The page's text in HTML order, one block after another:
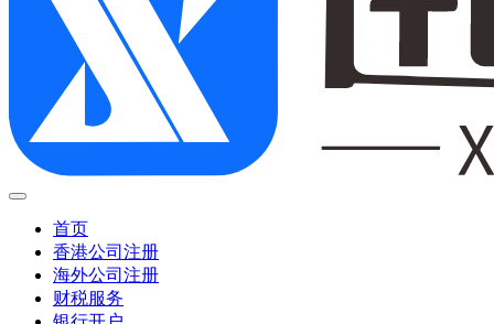
首页
香港公司注册
海外公司注册
财税服务